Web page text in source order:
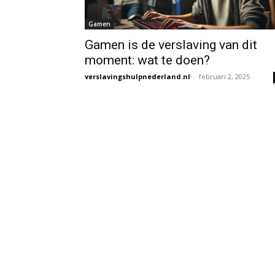
Gamen
Gamen is de verslaving van dit
moment: wat te doen?
verslavingshulpnederland.nl - februari 2, 2025